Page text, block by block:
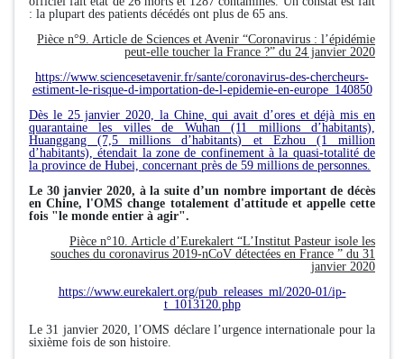
: la plupart des patients décédés ont plus de 65 ans.
Pièce n°9. Article de Sciences et Avenir “Coronavirus : l’épidémie
peut-elle toucher la France ?” du 24 janvier 2020
https://www.sciencesetavenir.fr/sante/coronavirus-des-chercheurs-
estiment-le-risque-d-importation-de-l-epidemie-en-europe_140850
Dès le 25 janvier 2020, la Chine, qui avait d’ores et déjà mis en
quarantaine les villes de Wuhan (11 millions d’habitants),
Huanggang (7,5 millions d’habitants) et Ezhou (1 million
d’habitants), étendait la zone de confinement à la quasi-totalité de
la province de Hubei, concernant près de 59 millions de personnes.
Le 30 janvier 2020, à la suite d’un nombre important de décès
en Chine, l'OMS change totalement d'attitude et appelle cette
fois "le monde entier à agir".
Pièce n°10. Article d’Eurekalert “L’Institut Pasteur isole les
souches du coronavirus 2019-nCoV détectées en France ” du 31
janvier 2020
https://www.eurekalert.org/pub_releases_ml/2020-01/ip-
t_1013120.php
Le 31 janvier 2020, l’OMS déclare l’urgence internationale pour la
sixième fois de son histoire.